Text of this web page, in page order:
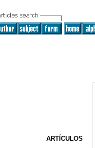
ARTÍCULOS